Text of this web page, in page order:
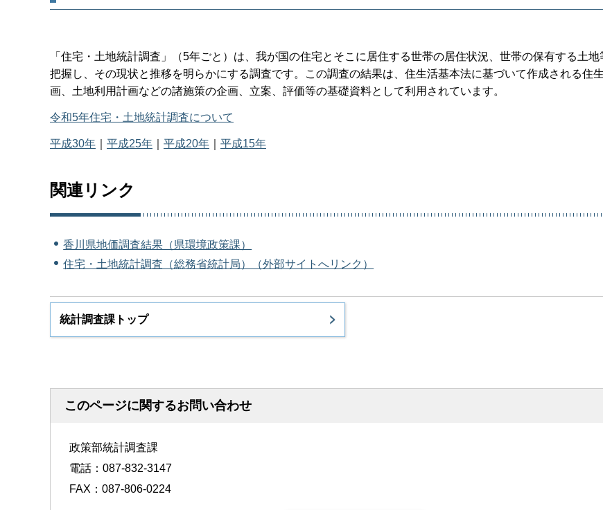
「住宅・土地統計調査」（5年ごと）は、我が国の住宅とそこに居住する世帯の居住状況、世帯の保有する土地
把握し、その現状と推移を明らかにする調査です。この調査の結果は、住生活基本法に基づいて作成される住
画、土地利用計画などの諸施策の企画、立案、評価等の基礎資料として利用されています。
令和5年住宅・土地統計調査について
平成30年 平成25年 平成20年 平成15年
関連リンク
香川県地価調査結果（県環境政策課）
住宅・土地統計調査（総務省統計局）（外部サイトへリンク）
統計調査課トップ
このページに関するお問い合わせ
政策部統計調査課
電話：087-832-3147
FAX：087-806-0224